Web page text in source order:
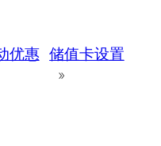
优惠 储值卡设置
»